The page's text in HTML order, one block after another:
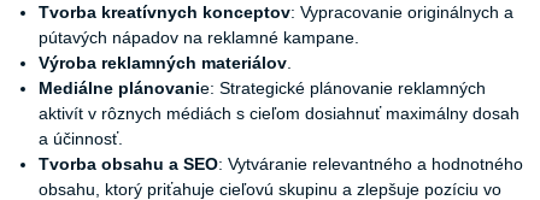
Tvorba kreatívnych konceptov: Vypracovanie originálnych a
pútavých nápadov na reklamné kampane.
Výroba reklamných materiálov
Mediálne plánovanie: Strategické plánovanie reklamných
aktivít v rôznych médiách s cieľom dosiahnuť maximálny dosah
a účinnosť.
Tvorba obsahu a SEO: Vytváranie relevantného a hodnotného
obsahu, ktorý priťahuje cieľovú skupinu a zlepšuje pozíciu vo